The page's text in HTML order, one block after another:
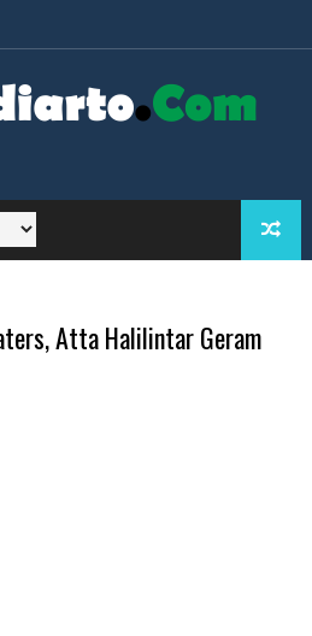
Atta Halilintar Geram